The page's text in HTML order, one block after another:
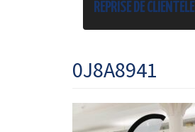
REPRISE DE CLIENTÈLE
0J8A8941